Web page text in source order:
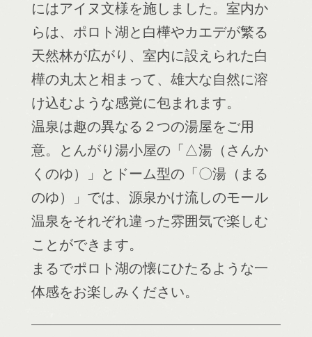
にはアイヌ文様を施しました。室内か
らは、ポロト湖と白樺やカエデが繁る
天然林が広がり、室内に設えられた白
樺の丸太と相まって、雄大な自然に溶
け込むような感覚に包まれます。
温泉は趣の異なる２つの湯屋をご用
意。とんがり湯小屋の「△湯（さんか
くのゆ）」とドーム型の「〇湯（まる
のゆ）」では、源泉かけ流しのモール
温泉をそれぞれ違った雰囲気で楽しむ
ことができます。
まるでポロト湖の懐にひたるような一
体感をお楽しみください。